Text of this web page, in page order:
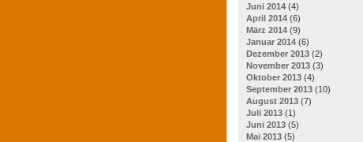
Juni 2014 (4)
April 2014 (6)
März 2014 (9)
Januar 2014 (6)
Dezember 2013 (2)
November 2013 (3)
Oktober 2013 (4)
September 2013 (10)
August 2013 (7)
Juli 2013 (1)
Juni 2013 (5)
Mai 2013 (5)